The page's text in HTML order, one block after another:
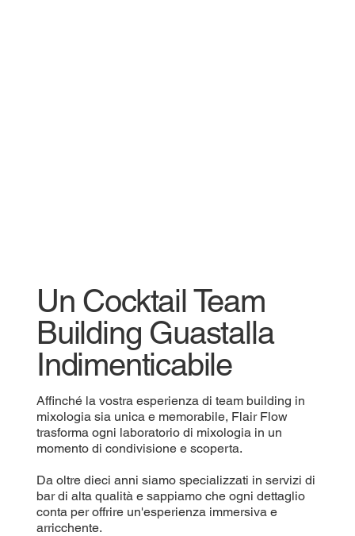
Un Cocktail Team
Building Guastalla
Indimenticabile
Affinché la vostra esperienza di team building in
mixologia sia unica e memorabile, Flair Flow
trasforma ogni laboratorio di mixologia in un
momento di condivisione e scoperta.
Da oltre dieci anni siamo specializzati in servizi di
bar di alta qualità e sappiamo che ogni dettaglio
conta per offrire un'esperienza immersiva e
arricchente.